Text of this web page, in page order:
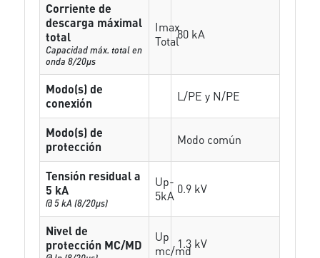
Corriente de
descarga máximal
total
Capacidad máx. total en
onda 8/20µs
Imax
Total80 kA
Modo(s) de
conexión
L/PE y N/PE
Modo(s) de
protección
Modo común
Tensión residual a
5 kA
@ 5 kA (8/20µs)
Up-
5kA 0.9 kV
Nivel de
protección MC/MD
Up
mc/md1.3 kV